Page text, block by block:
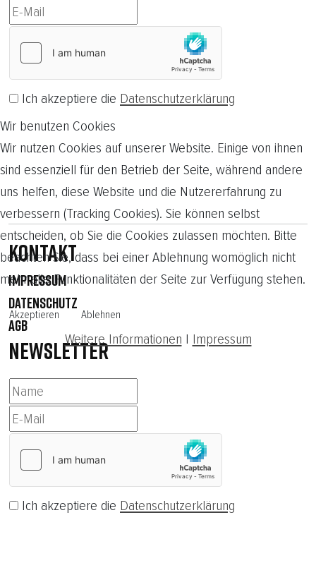
Ich akzeptiere die Datenschutzerklärung
Kontakt
IMPRESSUM
DATENSCHUTZ
AGB
NEWSLETTER
Ich akzeptiere die Datenschutzerklärung
Wir benutzen Cookies
Wir nutzen Cookies auf unserer Website. Einige von ihnen
sind essenziell für den Betrieb der Seite, während andere
uns helfen, diese Website und die Nutzererfahrung zu
verbessern (Tracking Cookies). Sie können selbst
entscheiden, ob Sie die Cookies zulassen möchten. Bitte
beachten Sie, dass bei einer Ablehnung womöglich nicht
mehr alle Funktionalitäten der Seite zur Verfügung stehen.
Akzeptieren Ablehnen
Weitere Informationen | Impressum